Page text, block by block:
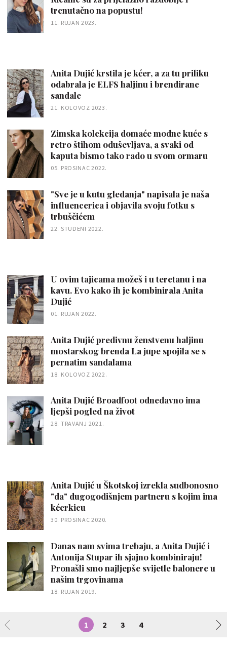
trenutačno na popustu!
11. RUJAN 2023.
Anita Dujić krstila je kćer, a za tu priliku
odabrala je ELFS haljinu i brendirane
sandale
21. KOLOVOZ 2023.
Zimska kolekcija domaće modne kuće s
retro štihom oduševljava, a svaki od
kaputa bismo tako rado u svom ormaru
05. PROSINAC 2022.
"Sve je u kutu gledanja" napisala je naša
influencerica i objavila svoju fotku s
trbuščićem
22. STUDENI 2022.
U ovim tajicama možeš i u teretanu i na
kavu. Evo kako ih je kombinirala Anita
Dujić
01. RUJAN 2022.
Anita Dujić predivnu ženstvenu haljinu
mostarskog brenda La jupe spojila se s
pernatim sandalama
18. KOLOVOZ 2022.
Anita Dujić Broadfoot odnedavno ima
ljepši pogled na život
28. TRAVANJ 2021.
Anita Dujić u Škotskoj izrekla sudbonosno
"da" dugogodišnjem partneru s kojim ima
kćerkicu
30. PROSINAC 2020.
Danas nam svima trebaju, a Anita Dujić i
Antonija Stupar ih sjajno kombiniraju!
Pronašli smo najljepše svijetle balonere u
našim trgovinama
18. RUJAN 2019.
1 2 3 4